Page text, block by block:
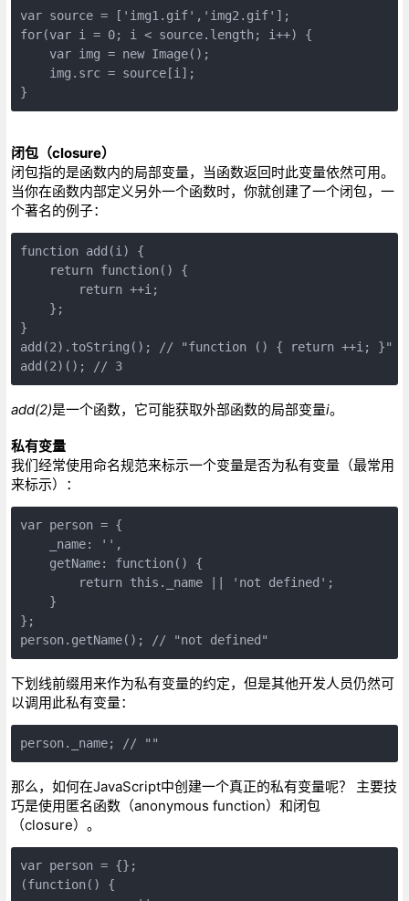
var source = ['img1.gif','img2.gif'];
for(var i = 0; i < source.length; i++) {
    var img = new Image();
    img.src = source[i];
}
闭包（closure）
闭包指的是函数内的局部变量，当函数返回时此变量依然可用。
当你在函数内部定义另外一个函数时，你就创建了一个闭包，一
个著名的例子：
function add(i) {
    return function() {
        return ++i;
    };
}
add(2).toString(); // "function () { return ++i; }"
add(2)(); // 3
add(2)是一个函数，它可能获取外部函数的局部变量i。
私有变量
我们经常使用命名规范来标示一个变量是否为私有变量（最常用
来标示）：
var person = {
    _name: '',
    getName: function() {
        return this._name || 'not defined';
    }
};
person.getName(); // "not defined"
下划线前缀用来作为私有变量的约定，但是其他开发人员仍然可
以调用此私有变量：
person._name; // ""
那么，如何在JavaScript中创建一个真正的私有变量呢？ 主要技
巧是使用匿名函数（anonymous function）和闭包
（closure）。
var person = {};
(function() {